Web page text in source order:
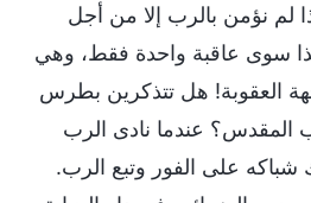
لم نؤمن بالرب إلا من أجل
سوى عاقبة واحدة فقط، وهي
العقوبة! هل تتذكرين بطرس
المقدس؟ عندما نادى الرب
على الفور وتبع الرب.